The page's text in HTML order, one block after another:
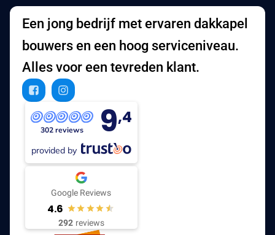
Een jong bedrijf met ervaren dakkapel
bouwers en een hoog serviceniveau.
Alles voor een tevreden klant.
302 reviews 9,4
provided by
Google Reviews
4.6
292 reviews